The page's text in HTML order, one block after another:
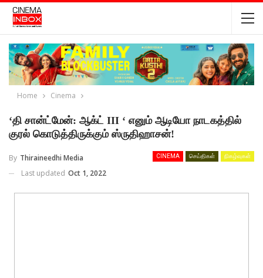
Home Cinema
‘தி சான்ட்மேன்: ஆக்ட் III ‘ எனும் ஆடியோ நாடகத்தில்
குரல் கொடுத்திருக்கும் ஸ்ருதிஹாசன்!
CINEMA செய்திகள் நிகழ்வுகள்
By Thiraineedhi Media
Last updated Oct 1, 2022